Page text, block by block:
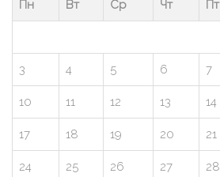
Пн Вт Ср Чт Пт
3 4 5 6 7
10 11 12 13 14
17 18 19 20 21
24 25 26 27 28